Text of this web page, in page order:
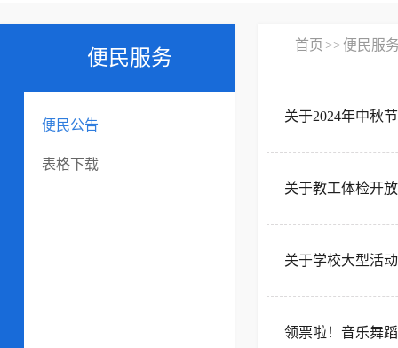
便民服务
便民公告
表格下载
首页 >>便民服
关于2024年中秋
关于教工体检开
关于学校大型活
领票啦！音乐舞